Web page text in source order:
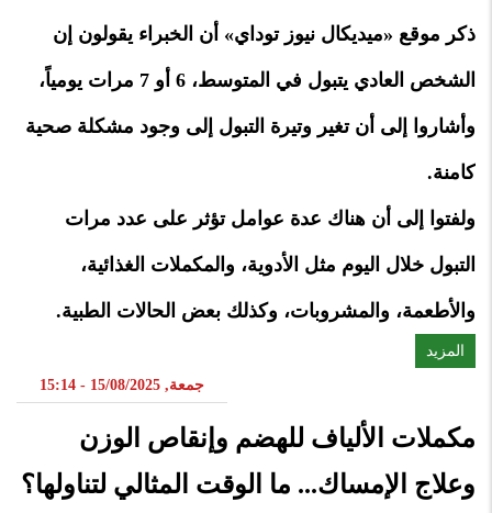
ذكر موقع «ميديكال نيوز توداي» أن الخبراء يقولون إن
الشخص العادي يتبول في المتوسط، 6 أو 7 مرات يومياً،
وأشاروا إلى أن تغير وتيرة التبول إلى وجود مشكلة صحية
كامنة.
ولفتوا إلى أن هناك عدة عوامل تؤثر على عدد مرات
التبول خلال اليوم مثل الأدوية، والمكملات الغذائية،
والأطعمة، والمشروبات، وكذلك بعض الحالات الطبية.
المزيد
جمعة, 15/08/2025 - 15:14
مكملات الألياف للهضم وإنقاص الوزن
وعلاج الإمساك... ما الوقت المثالي لتناولها؟